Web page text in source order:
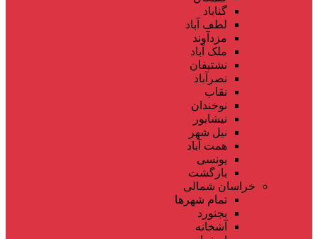
گناباد
لطف آباد
مزدآوند
ملک آباد
نشتیفان
نصرآباد
نقاب
نوخندان
نیشابور
نیل شهر
همت آباد
یونسی
بازگشت
خراسان شمالی
تمام شهر‌ها
بجنورد
آشخانه